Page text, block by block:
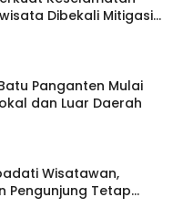
Dibekali Mitigasi
Panganten Mulai
dan Luar Daerah
Wisatawan,
Pengunjung Tetap